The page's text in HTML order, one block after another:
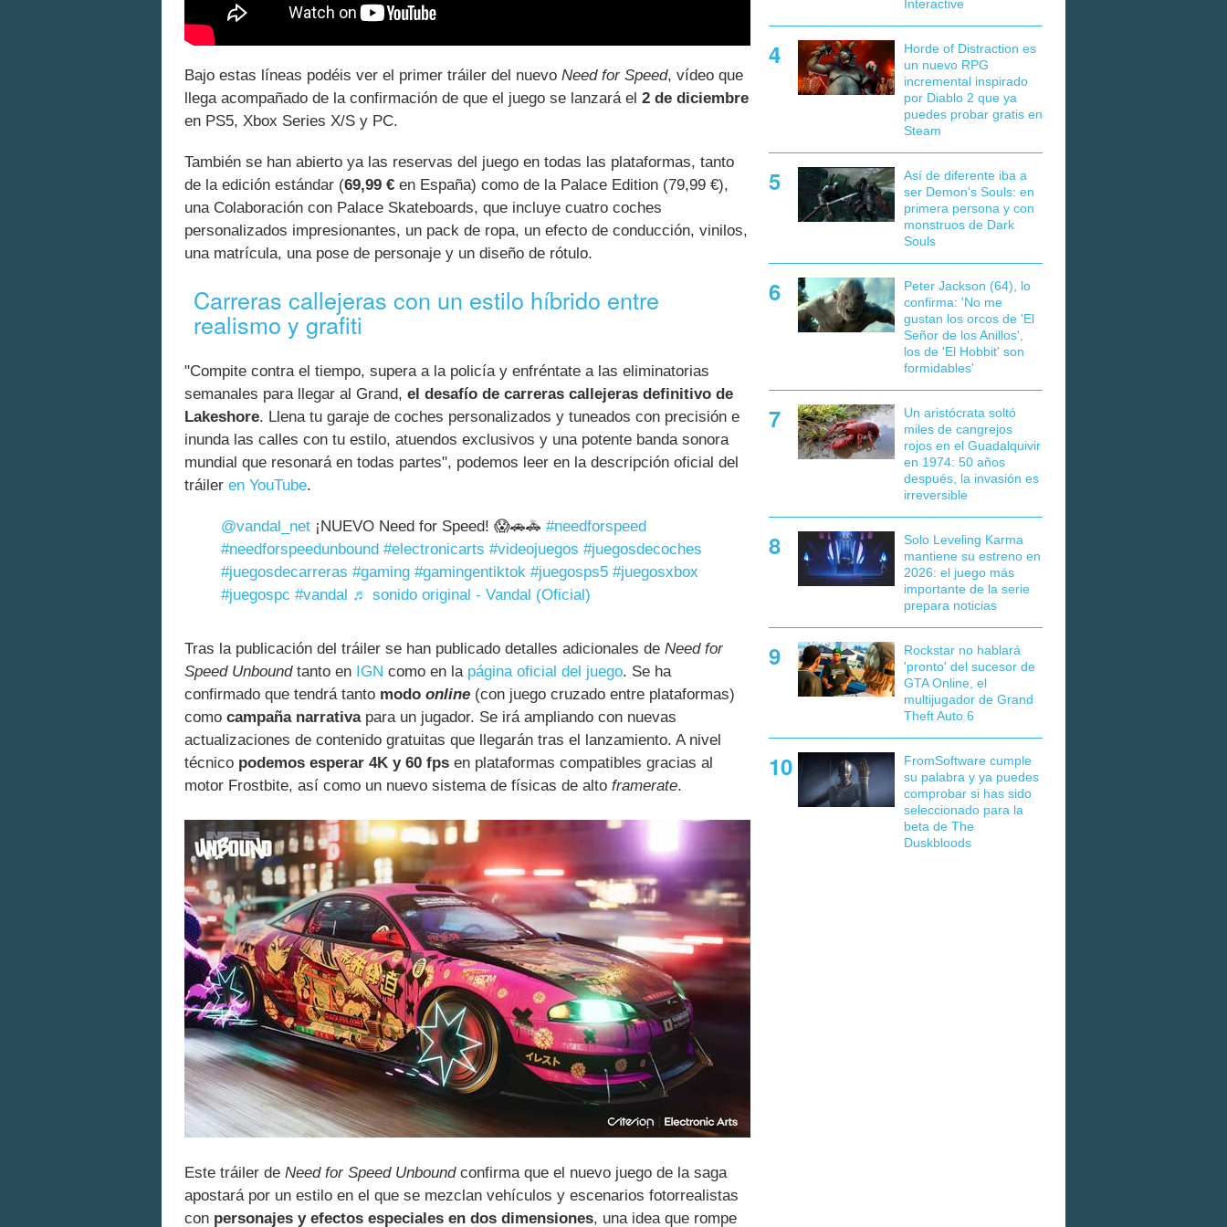
Bajo estas líneas podéis ver el primer tráiler del nuevo Need for Speed, vídeo que
llega acompañado de la confirmación de que el juego se lanzará el 2 de diciembre
en PS5, Xbox Series X/S y PC.
También se han abierto ya las reservas del juego en todas las plataformas, tanto
de la edición estándar (69,99 € en España) como de la Palace Edition (79,99 €),
una Colaboración con Palace Skateboards, que incluye cuatro coches
personalizados impresionantes, un pack de ropa, un efecto de conducción, vinilos,
una matrícula, una pose de personaje y un diseño de rótulo.
Carreras callejeras con un estilo híbrido entre
realismo y grafiti
"Compite contra el tiempo, supera a la policía y enfréntate a las eliminatorias
semanales para llegar al Grand, el desafío de carreras callejeras definitivo de
Lakeshore. Llena tu garaje de coches personalizados y tuneados con precisión e
inunda las calles con tu estilo, atuendos exclusivos y una potente banda sonora
mundial que resonará en todas partes", podemos leer en la descripción oficial del
tráiler en YouTube.
@vandal_net ¡NUEVO Need for Speed! 😱🚗🚓 #needforspeed
#needforspeedunbound #electronicarts #videojuegos #juegosdecoches
#juegosdecarreras #gaming #gamingentiktok #juegosps5 #juegosxbox
#juegospc #vandal ♬ sonido original - Vandal (Oficial)
Tras la publicación del tráiler se han publicado detalles adicionales de Need for
Speed Unboundtanto en IGN como en la página oficial del juego. Se ha
confirmado que tendrá tanto modo online (con juego cruzado entre plataformas)
como campaña narrativapara un jugador. Se irá ampliando con nuevas
actualizaciones de contenido gratuitas que llegarán tras el lanzamiento. A nivel
técnico podemos esperar 4K y 60 fps en plataformas compatibles gracias al
motor Frostbite, así como un nuevo sistema de físicas de alto framerate.
Este tráiler de Need for Speed Unboundconfirma que el nuevo juego de la saga
apostará por un estilo en el que se mezclan vehículos y escenarios fotorrealistas
con personajes y efectos especiales en dos dimensiones, una idea que rompe
Interactive
Horde of Distraction es
un nuevo RPG
incremental inspirado
por Diablo 2 que ya
puedes probar gratis en
Steam
Así de diferente iba a
ser Demon's Souls: en
primera persona y con
monstruos de Dark
Souls
Peter Jackson (64), lo
confirma: 'No me
gustan los orcos de 'El
Señor de los Anillos',
los de 'El Hobbit' son
formidables'
Un aristócrata soltó
miles de cangrejos
rojos en el Guadalquivir
en 1974: 50 años
después, la invasión es
irreversible
Solo Leveling Karma
mantiene su estreno en
2026: el juego más
importante de la serie
prepara noticias
Rockstar no hablará
'pronto' del sucesor de
GTA Online, el
multijugador de Grand
Theft Auto 6
FromSoftware cumple
su palabra y ya puedes
comprobar si has sido
seleccionado para la
beta de The
Duskbloods